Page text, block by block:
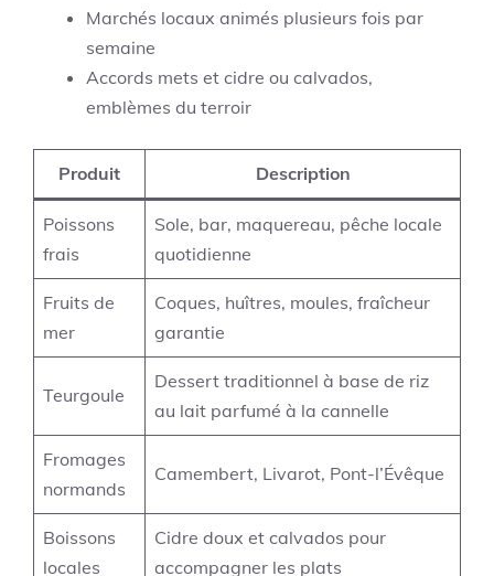
Marchés locaux animés plusieurs fois par
semaine
Accords mets et cidre ou calvados,
emblèmes du terroir
Produit Description
Poissons
frais
Sole, bar, maquereau, pêche locale
quotidienne
Fruits de
mer
Coques, huîtres, moules, fraîcheur
garantie
Teurgoule
Dessert traditionnel à base de riz
au lait parfumé à la cannelle
Fromages
normands
Camembert, Livarot, Pont-l’Évêque
Boissons
locales
Cidre doux et calvados pour
accompagner les plats